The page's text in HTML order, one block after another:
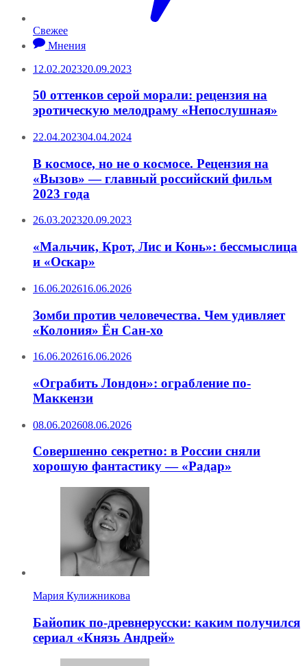
Свежее
Мнения
12.02.202320.09.2023
50 оттенков серой морали: рецензия на
эротическую мелодраму «Непослушная»
22.04.202304.04.2024
В космосе, но не о космосе. Рецензия на
«Вызов» — главный российский фильм
2023 года
26.03.202320.09.2023
«Мальчик, Крот, Лис и Конь»: бессмыслица
и «Оскар»
16.06.202616.06.2026
Зомби против человечества. Чем удивляет
«Колония» Ён Сан-хо
16.06.202616.06.2026
«Ограбить Лондон»: ограбление по-
Маккензи
08.06.202608.06.2026
Совершенно секретно: в России сняли
хорошую фантастику — «Радар»
Мария Кулижникова
Байопик по-древнерусски: каким получился
сериал «Князь Андрей»